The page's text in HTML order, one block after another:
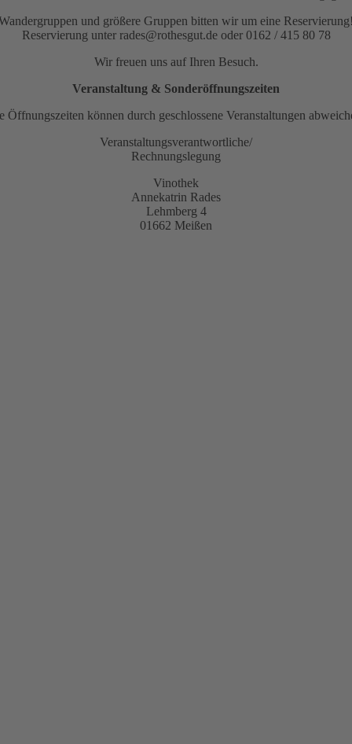
und größere Gruppen bitten wir um eine
Reservierung unter rades@rothesgut.de oder 0162 / 415 80 78
Wir freuen uns auf Ihren Besuch.
Veranstaltung & Sonderöffnungszeiten
Öffnungszeiten können durch geschlossene Veranstaltungen
Veranstaltungsverantwortliche/
Rechnungslegung
Vinothek
Annekatrin Rades
Lehmberg 4
01662 Meißen